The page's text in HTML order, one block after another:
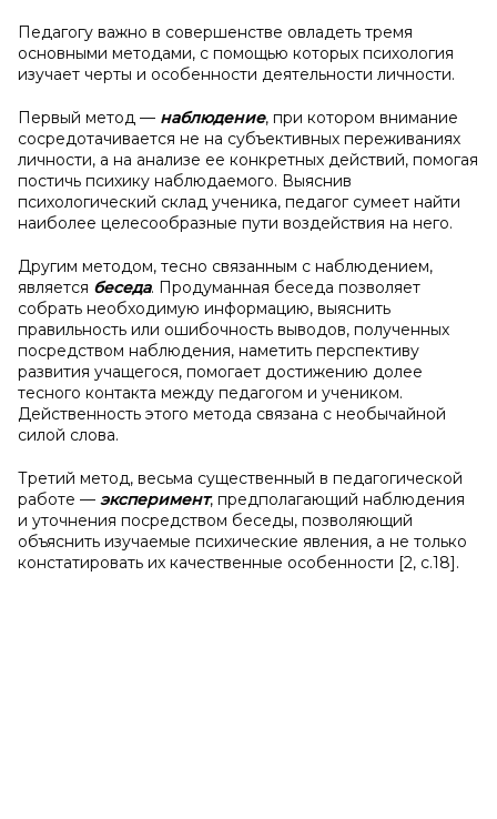
Педагогу важно в совершенстве овладеть тремя
основными методами, с помощью которых психология
изучает черты и особенности деятельности личности.
Первый метод — наблюдение, при котором внимание
сосредотачивается не на субъективных переживаниях
личности, а на анализе ее конкретных действий, помогая
постичь психику наблюдаемого. Выяснив
психологический склад ученика, педагог сумеет найти
наиболее целесообразные пути воздействия на него.
Другим методом, тесно связанным с наблюдением,
является беседа. Продуманная беседа позволяет
собрать необходимую информацию, выяснить
правильность или ошибочность выводов, полученных
посредством наблюдения, наметить перспективу
развития учащегося, помогает достижению долее
тесного контакта между педагогом и учеником.
Действенность этого метода связана с необычайной
силой слова.
Третий метод, весьма существенный в педагогической
работе — эксперимент, предполагающий наблюдения
и уточнения посредством беседы, позволяющий
объяснить изучаемые психические явления, а не только
констатировать их качественные особенности [2, с.18].